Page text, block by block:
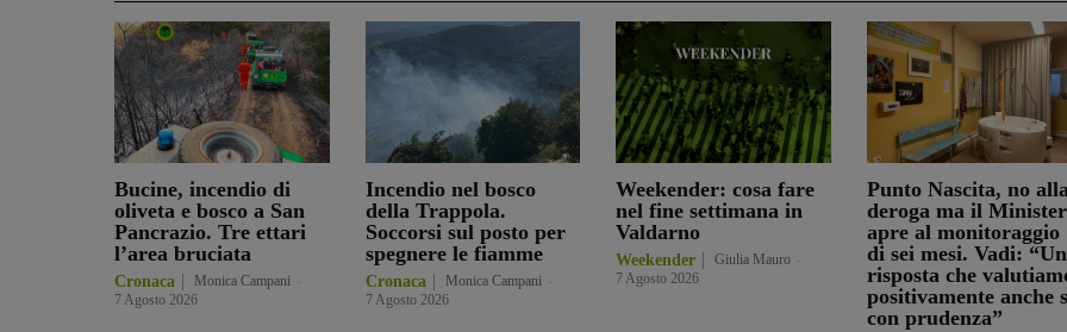
Bucine, incendio di
oliveta e bosco a San
Pancrazio. Tre ettari
l’area bruciata
Cronaca Monica Campani
7 Agosto 2026
Incendio nel bosco
della Trappola.
Soccorsi sul posto per
spegnere le fiamme
Cronaca Monica Campani
7 Agosto 2026
Weekender: cosa fare
nel fine settimana in
Valdarno
Weekender Giulia Mauro
7 Agosto 2026
Punto Nascita, no
deroga ma il
apre al monitoraggio
di sei mesi. Vadi:
risposta che
positivamente anche
con prudenza”